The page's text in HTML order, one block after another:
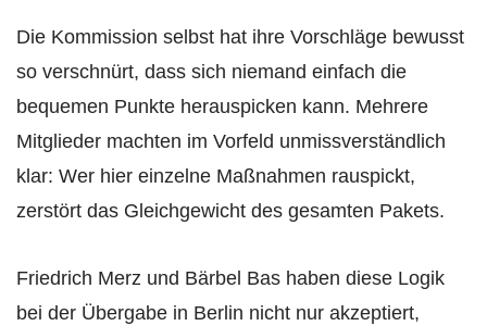
Die Kommission selbst hat ihre Vorschläge bewusst
so verschnürt, dass sich niemand einfach die
bequemen Punkte herauspicken kann. Mehrere
Mitglieder machten im Vorfeld unmissverständlich
klar: Wer hier einzelne Maßnahmen rauspickt,
zerstört das Gleichgewicht des gesamten Pakets.
Friedrich Merz und Bärbel Bas haben diese Logik
bei der Übergabe in Berlin nicht nur akzeptiert,